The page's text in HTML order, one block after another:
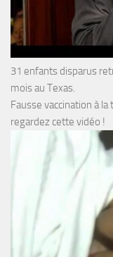
31 enfants disparus
mois au Texas.
Fausse vaccination à
regardez cette vidéo !